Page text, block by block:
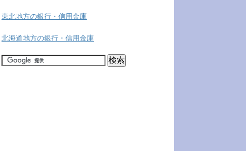
東北地方の銀行・信用金庫
北海道地方の銀行・信用金庫